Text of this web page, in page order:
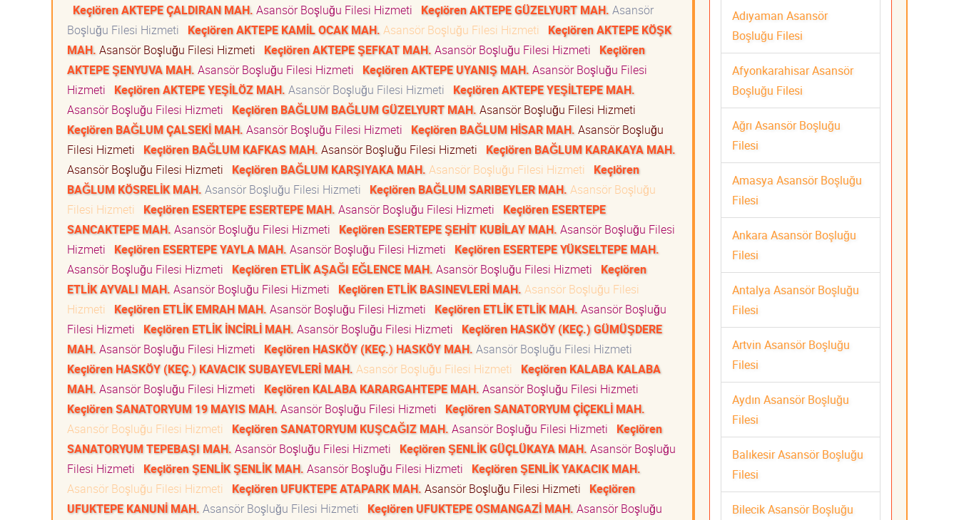
Keçiören AKTEPE ÇALDIRAN MAH. Asansör Boşluğu Filesi Hizmeti Keçiören AKTEPE GÜZELYURT MAH. Asansör
Boşluğu Filesi Hizmeti
Keçiören AKTEPE KAMİL OCAK MAH. Asansör Boşluğu Filesi Hizmeti
Keçiören AKTEPE KÖŞK
MAH. Asansör Boşluğu Filesi Hizmeti Keçiören AKTEPE ŞEFKAT MAH. Asansör Boşluğu Filesi Hizmeti
Keçiören
AKTEPE ŞENYUVA MAH. Asansör Boşluğu Filesi Hizmeti Keçiören AKTEPE UYANIŞ MAH. Asansör Boşluğu Filesi
Hizmeti
Keçiören AKTEPE YEŞİLÖZ MAH. Asansör Boşluğu Filesi Hizmeti
Keçiören AKTEPE YEŞİLTEPE MAH.
Asansör Boşluğu Filesi Hizmeti
Keçiören BAĞLUM BAĞLUM GÜZELYURT MAH. Asansör Boşluğu Filesi Hizmeti
Keçiören BAĞLUM ÇALSEKİ MAH. Asansör Boşluğu Filesi Hizmeti Keçiören BAĞLUM HİSAR MAH. Asansör Boşluğu
Filesi Hizmeti
Keçiören BAĞLUM KAFKAS MAH. Asansör Boşluğu Filesi Hizmeti
Keçiören BAĞLUM KARAKAYA MAH.
Asansör Boşluğu Filesi Hizmeti
Keçiören BAĞLUM KARŞIYAKA MAH. Asansör Boşluğu Filesi Hizmeti
Keçiören
BAĞLUM KÖSRELİK MAH. Asansör Boşluğu Filesi Hizmeti Keçiören BAĞLUM SARIBEYLER MAH. Asansör Boşluğu
Filesi Hizmeti
Keçiören ESERTEPE ESERTEPE MAH. Asansör Boşluğu Filesi Hizmeti
Keçiören ESERTEPE
SANCAKTEPE MAH. Asansör Boşluğu Filesi Hizmeti Keçiören ESERTEPE ŞEHİT KUBİLAY MAH. Asansör Boşluğu Filesi
Hizmeti
Keçiören ESERTEPE YAYLA MAH. Asansör Boşluğu Filesi Hizmeti
Keçiören ESERTEPE YÜKSELTEPE MAH.
Asansör Boşluğu Filesi Hizmeti
Keçiören ETLİK AŞAĞI EĞLENCE MAH. Asansör Boşluğu Filesi Hizmeti
Keçiören
ETLİK AYVALI MAH. Asansör Boşluğu Filesi Hizmeti Keçiören ETLİK BASINEVLERİ MAH. Asansör Boşluğu Filesi
Hizmeti
Keçiören ETLİK EMRAH MAH. Asansör Boşluğu Filesi Hizmeti Keçiören ETLİK ETLİK MAH. Asansör Boşluğu
Filesi Hizmeti
Keçiören ETLİK İNCİRLİ MAH. Asansör Boşluğu Filesi Hizmeti
Keçiören HASKÖY (KEÇ.) GÜMÜŞDERE
MAH. Asansör Boşluğu Filesi Hizmeti Keçiören HASKÖY (KEÇ.) HASKÖY MAH. Asansör Boşluğu Filesi Hizmeti
Keçiören HASKÖY (KEÇ.) KAVACIK SUBAYEVLERİ MAH. Asansör Boşluğu Filesi Hizmeti
Keçiören KALABA KALABA
MAH. Asansör Boşluğu Filesi Hizmeti Keçiören KALABA KARARGAHTEPE MAH. Asansör Boşluğu Filesi Hizmeti
Keçiören SANATORYUM 19 MAYIS MAH. Asansör Boşluğu Filesi Hizmeti
Keçiören SANATORYUM ÇİÇEKLİ MAH.
Asansör Boşluğu Filesi Hizmeti
Keçiören SANATORYUM KUŞCAĞIZ MAH. Asansör Boşluğu Filesi Hizmeti
Keçiören
SANATORYUM TEPEBAŞI MAH. Asansör Boşluğu Filesi Hizmeti Keçiören ŞENLİK GÜÇLÜKAYA MAH. Asansör Boşluğu
Filesi Hizmeti
Keçiören ŞENLİK ŞENLİK MAH. Asansör Boşluğu Filesi Hizmeti
Keçiören ŞENLİK YAKACIK MAH.
Asansör Boşluğu Filesi Hizmeti
Keçiören UFUKTEPE ATAPARK MAH. Asansör Boşluğu Filesi Hizmeti
Keçiören
UFUKTEPE KANUNİ MAH. Asansör Boşluğu Filesi Hizmeti Keçiören UFUKTEPE OSMANGAZİ MAH. Asansör Boşluğu
Adıyaman Asansör
Boşluğu Filesi
Afyonkarahisar Asansör
Boşluğu Filesi
Ağrı Asansör Boşluğu
Filesi
Amasya Asansör Boşluğu
Filesi
Ankara Asansör Boşluğu
Filesi
Antalya Asansör Boşluğu
Filesi
Artvin Asansör Boşluğu
Filesi
Aydın Asansör Boşluğu
Filesi
Balıkesir Asansör Boşluğu
Filesi
Bilecik Asansör Boşluğu